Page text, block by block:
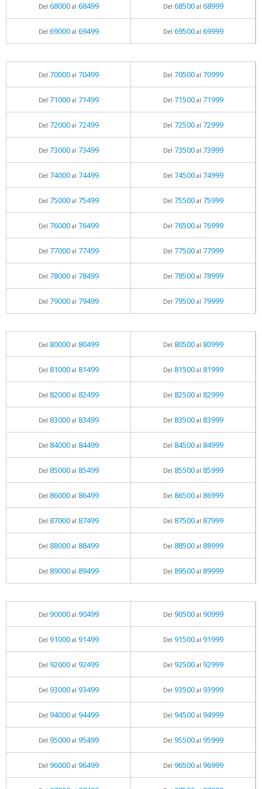
Del 68000al 68499 Del 68500al 68999
Del 69000al 69499 Del 69500al 69999
Del 70000al 70499 Del 70500al 70999
Del 71000al 71499 Del 71500al 71999
Del 72000al 72499 Del 72500al 72999
Del 73000al 73499 Del 73500al 73999
Del 74000al 74499 Del 74500al 74999
Del 75000al 75499 Del 75500al 75999
Del 76000al 76499 Del 76500al 76999
Del 77000al 77499 Del 77500al 77999
Del 78000al 78499 Del 78500al 78999
Del 79000al 79499 Del 79500al 79999
Del 80000al 80499 Del 80500al 80999
Del 81000al 81499 Del 81500al 81999
Del 82000al 82499 Del 82500al 82999
Del 83000al 83499 Del 83500al 83999
Del 84000al 84499 Del 84500al 84999
Del 85000al 85499 Del 85500al 85999
Del 86000al 86499 Del 86500al 86999
Del 87000al 87499 Del 87500al 87999
Del 88000al 88499 Del 88500al 88999
Del 89000al 89499 Del 89500al 89999
Del 90000al 90499 Del 90500al 90999
Del 91000al 91499 Del 91500al 91999
Del 92000al 92499 Del 92500al 92999
Del 93000al 93499 Del 93500al 93999
Del 94000al 94499 Del 94500al 94999
Del 95000al 95499 Del 95500al 95999
Del 96000al 96499 Del 96500al 96999